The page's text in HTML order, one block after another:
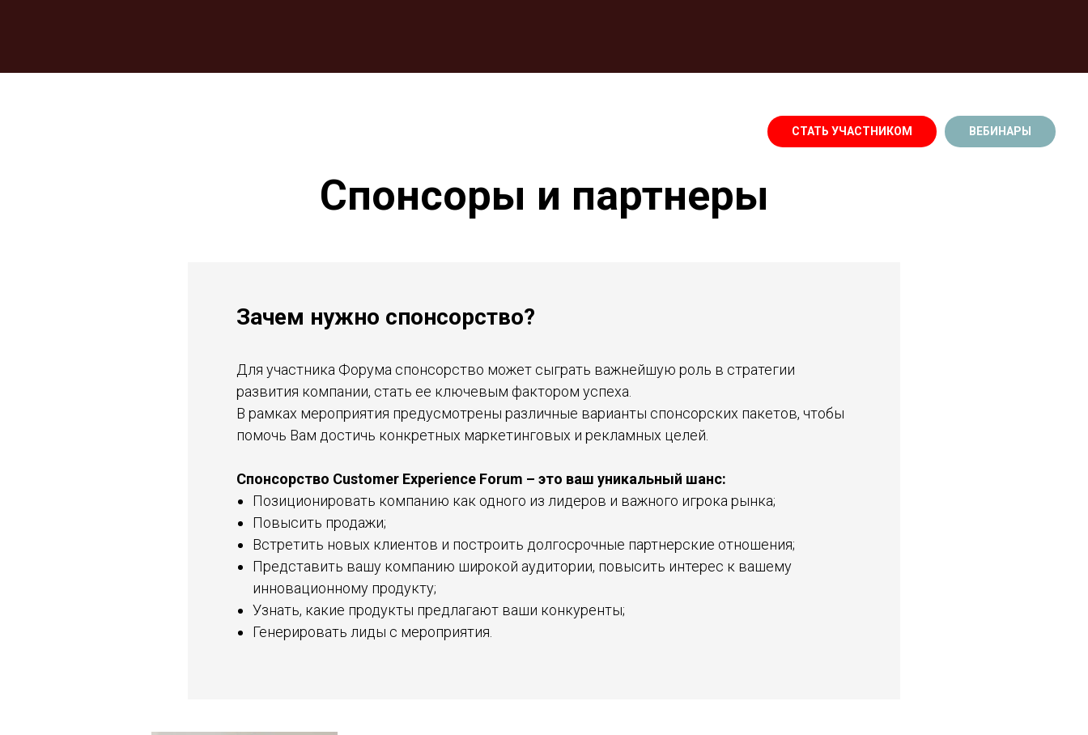
СТАТЬ УЧАСТНИКОМ ВЕБИНАРЫ
Спонсоры и партнеры
Зачем нужно спонсорство?
Для участника Форума спонсорство может сыграть важнейшую роль в стратегии
развития компании, стать ее ключевым фактором успеха.
В рамках мероприятия предусмотрены различные варианты спонсорских пакетов, чтобы
помочь Вам достичь конкретных маркетинговых и рекламных целей.
Спонсорство Customer Experience Forum – это ваш уникальный шанс:
Позиционировать компанию как одного из лидеров и важного игрока рынка;
Повысить продажи;
Встретить новых клиентов и построить долгосрочные партнерские отношения;
Представить вашу компанию широкой аудитории, повысить интерес к вашему
инновационному продукту;
Узнать, какие продукты предлагают ваши конкуренты;
Генерировать лиды с мероприятия.